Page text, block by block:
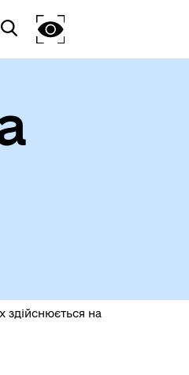
здійснюється на